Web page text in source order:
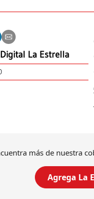
La Estrella
más de nuestra
Agrega La